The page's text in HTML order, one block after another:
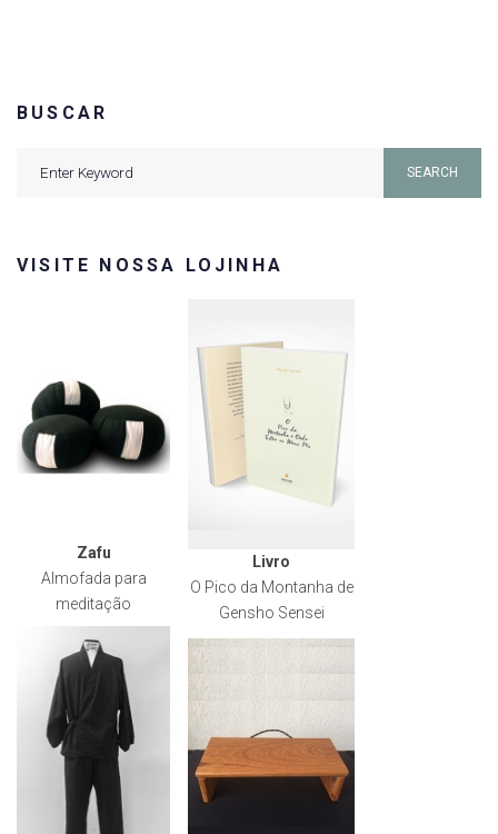
BUSCAR
SEARCH
VISITE NOSSA LOJINHA
Zafu
Almofada para
meditação
Livro
O Pico da Montanha de
Gensho Sensei